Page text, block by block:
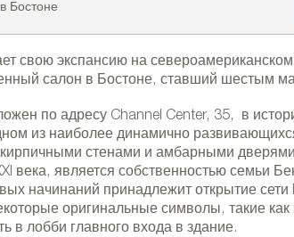
Бостоне
свою экспансию на
салон в Бостоне, ставший шестым
по адресу Channel Center, 35, в
из наиболее динамично
стенами и амбарными
века, является собственностью семьи
начинаний принадлежит открытие
оригинальные символы, такие
в лобби главного входа в здание.